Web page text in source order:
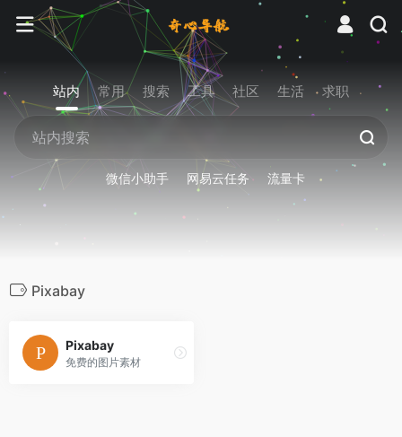
站内 常用 搜索 工具 社区 生活 求职
微信小助手 网易云任务 流量卡
Pixabay
Pixabay
免费的图片素材